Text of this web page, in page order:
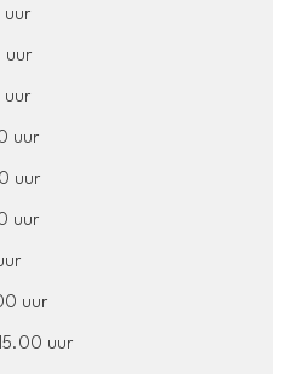
uur
uur
uur
uur
uur
uur
uur
uur